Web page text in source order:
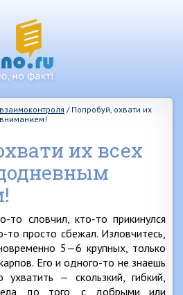
/ Попробуй, охвати их
их всех
то словчил, кто-то прикинулся
то просто сбежал. Изловчитесь,
5—6 крупных, только
Его и одного-то не знаешь
— скользкий, гибкий,
до того, с добрыми или